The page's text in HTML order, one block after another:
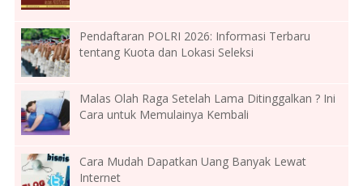
Pendaftaran POLRI 2026: Informasi Terbaru
tentang Kuota dan Lokasi Seleksi
Malas Olah Raga Setelah Lama Ditinggalkan ? Ini
Cara untuk Memulainya Kembali
Cara Mudah Dapatkan Uang Banyak Lewat
Internet